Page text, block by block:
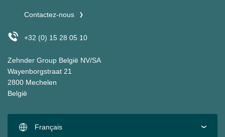
Contactez-nous
+32 (0) 15 28 05 10
Zehnder Group België NV/SA
Wayenborgstraat 21
2800 Mechelen
België
Français